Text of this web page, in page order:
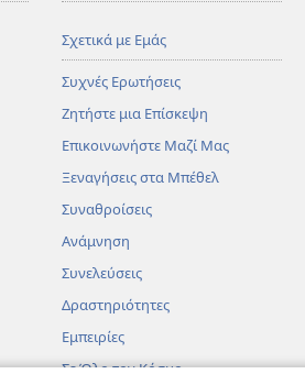
Σχετικά με Εμάς
Συχνές Ερωτήσεις
Ζητήστε μια Επίσκεψη
Επικοινωνήστε Μαζί Μας
Ξεναγήσεις στα Μπέθελ
Συναθροίσεις
Ανάμνηση
Συνελεύσεις
Δραστηριότητες
Εμπειρίες
Σε Όλο τον Κόσμο